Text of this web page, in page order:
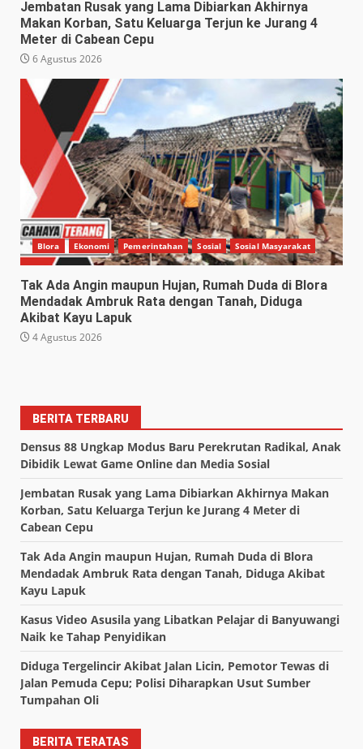
Jembatan Rusak yang Lama Dibiarkan Akhirnya
Makan Korban, Satu Keluarga Terjun ke Jurang 4
Meter di Cabean Cepu
6 Agustus 2026
Blora Ekonomi Pemerintahan Sosial Sosial Masyarakat
Tak Ada Angin maupun Hujan, Rumah Duda di Blora
Mendadak Ambruk Rata dengan Tanah, Diduga
Akibat Kayu Lapuk
4 Agustus 2026
BERITA TERBARU
Densus 88 Ungkap Modus Baru Perekrutan Radikal, Anak
Dibidik Lewat Game Online dan Media Sosial
Jembatan Rusak yang Lama Dibiarkan Akhirnya Makan
Korban, Satu Keluarga Terjun ke Jurang 4 Meter di
Cabean Cepu
Tak Ada Angin maupun Hujan, Rumah Duda di Blora
Mendadak Ambruk Rata dengan Tanah, Diduga Akibat
Kayu Lapuk
Kasus Video Asusila yang Libatkan Pelajar di Banyuwangi
Naik ke Tahap Penyidikan
Diduga Tergelincir Akibat Jalan Licin, Pemotor Tewas di
Jalan Pemuda Cepu; Polisi Diharapkan Usut Sumber
Tumpahan Oli
BERITA TERATAS